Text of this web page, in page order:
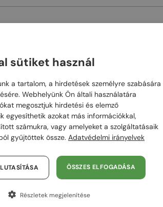
54
48/72
Chopard —Napszemüvegek
SCHG31M - 300G - 64
sütiket használ
a tartalom, a hirdetések személyre szabására
Webhelyünk Ön általi használatára
megosztjuk hirdetési és elemző
egyesíthetik azokat más információkkal,
számukra, vagy amelyeket a szolgáltatásaik
gyűjtöttek össze. Adatvédelmi irányelvek
ÖSSZES ELFOGADÁSA
Részletek megjelenítése